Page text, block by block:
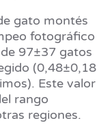
gato montés
fotográfico
97±37 gatos
(0,48±0,18
Este valor
rango
regiones.